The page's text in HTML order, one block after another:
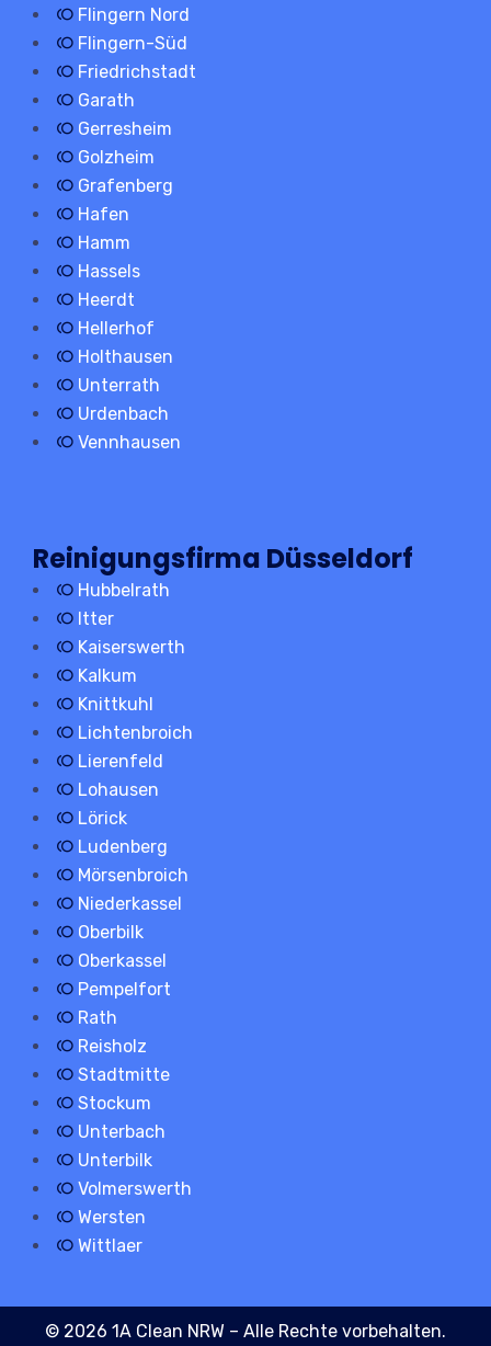
Flingern Nord
Flingern-Süd
Friedrichstadt
Garath
Gerresheim
Golzheim
Grafenberg
Hafen
Hamm
Hassels
Heerdt
Hellerhof
Holthausen
Unterrath
Urdenbach
Vennhausen
Reinigungsfirma Düsseldorf
Hubbelrath
Itter
Kaiserswerth
Kalkum
Knittkuhl
Lichtenbroich
Lierenfeld
Lohausen
Lörick
Ludenberg
Mörsenbroich
Niederkassel
Oberbilk
Oberkassel
Pempelfort
Rath
Reisholz
Stadtmitte
Stockum
Unterbach
Unterbilk
Volmerswerth
Wersten
Wittlaer
© 2026 1A Clean NRW – Alle Rechte vorbehalten.